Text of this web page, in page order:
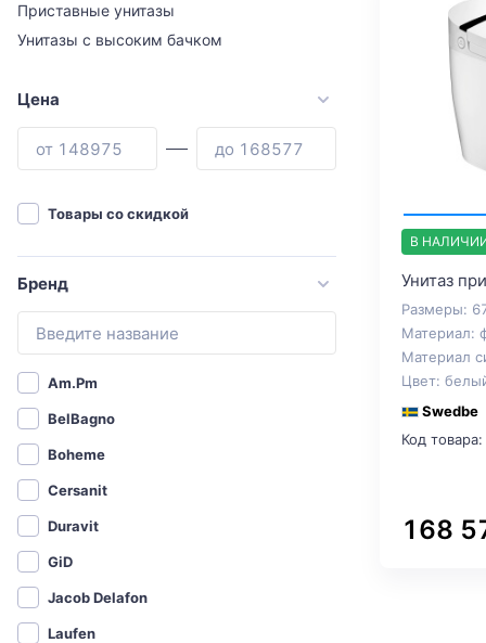
Приставные унитазы
Унитазы с высоким бачком
Цена
Товары со скидкой
Бренд
Am.Pm
BelBagno
Boheme
Cersanit
Duravit
GiD
Jacob Delafon
Laufen
В
Унитаз
Размеры:
Материал:
Материал
Цвет:
Swedbe
Код
168